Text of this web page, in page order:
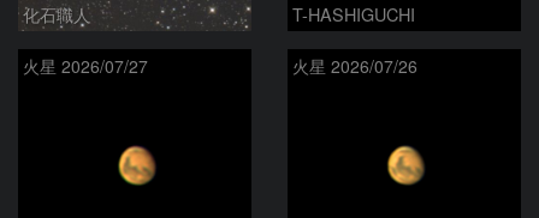
化石職人 T-HASHIGUCHI
火星 2026/07/27 火星 2026/07/26